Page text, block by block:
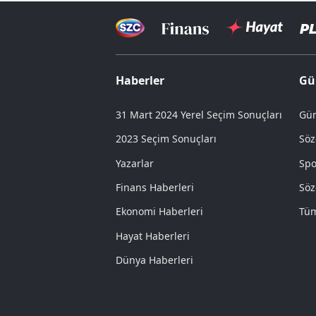
Haberler
31 Mart 2024 Yerel Seçim Sonuçları
2023 Seçim Sonuçları
Yazarlar
Finans Haberleri
Ekonomi Haberleri
Hayat Haberleri
Dünya Haberleri